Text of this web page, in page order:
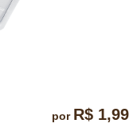
por R$ 1,99